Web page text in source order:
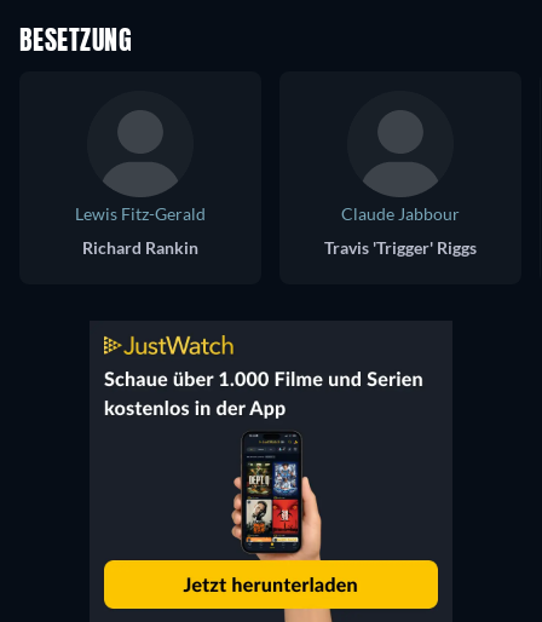
BESETZUNG
Lewis Fitz-Gerald
Richard Rankin
Claude Jabbour
Travis 'Trigger' Riggs